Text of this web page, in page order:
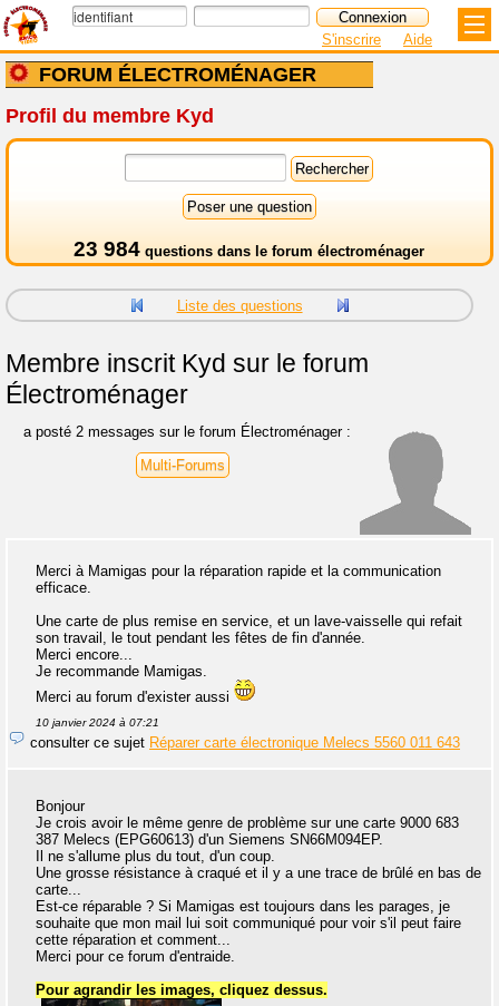
FORUM ÉLECTROMÉNAGER
S'inscrire Aide
Profil du membre Kyd
23 984 questions dans le forum électroménager
Liste des questions
Membre inscritKyd sur le forum
Électroménager
a posté 2 messages sur le forum Électroménager :
Multi-Forums
Merci à Mamigas pour la réparation rapide et la communication
efficace.
Une carte de plus remise en service, et un lave-vaisselle qui refait
son travail, le tout pendant les fêtes de fin d'année.
Merci encore...
Je recommande Mamigas.
Merci au forum d'exister aussi
10 janvier 2024 à 07:21
consulter ce sujet Réparer carte électronique Melecs 5560 011 643
Bonjour
Je crois avoir le même genre de problème sur une carte 9000 683
387 Melecs (EPG60613) d'un Siemens SN66M094EP.
Il ne s'allume plus du tout, d'un coup.
Une grosse résistance à craqué et il y a une trace de brûlé en bas de
carte...
Est-ce réparable ? Si Mamigas est toujours dans les parages, je
souhaite que mon mail lui soit communiqué pour voir s'il peut faire
cette réparation et comment...
Merci pour ce forum d'entraide.
Pour agrandir les images, cliquez dessus.